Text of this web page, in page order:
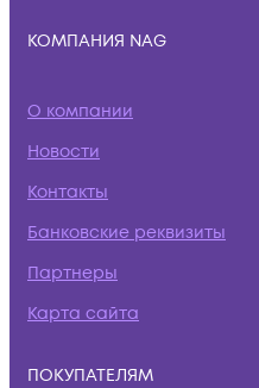
КОМПАНИЯ NAG
О компании
Новости
Контакты
Банковские реквизиты
Партнеры
Карта сайта
ПОКУПАТЕЛЯМ